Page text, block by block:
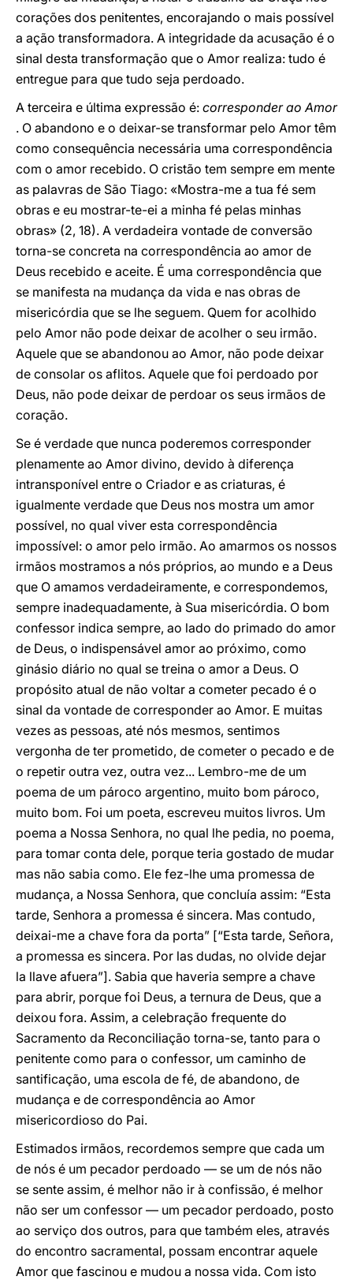
corações dos penitentes, encorajando o mais possível
a ação transformadora. A integridade da acusação é o
sinal desta transformação que o Amor realiza: tudo é
entregue para que tudo seja perdoado.
A terceira e última expressão é: corresponder ao Amor
. O abandono e o deixar-se transformar pelo Amor têm
como consequência necessária uma correspondência
com o amor recebido. O cristão tem sempre em mente
as palavras de São Tiago: «Mostra-me a tua fé sem
obras e eu mostrar-te-ei a minha fé pelas minhas
obras» (2, 18). A verdadeira vontade de conversão
torna-se concreta na correspondência ao amor de
Deus recebido e aceite. É uma correspondência que
se manifesta na mudança da vida e nas obras de
misericórdia que se lhe seguem. Quem for acolhido
pelo Amor não pode deixar de acolher o seu irmão.
Aquele que se abandonou ao Amor, não pode deixar
de consolar os aflitos. Aquele que foi perdoado por
Deus, não pode deixar de perdoar os seus irmãos de
coração.
Se é verdade que nunca poderemos corresponder
plenamente ao Amor divino, devido à diferença
intransponível entre o Criador e as criaturas, é
igualmente verdade que Deus nos mostra um amor
possível, no qual viver esta correspondência
impossível: o amor pelo irmão. Ao amarmos os nossos
irmãos mostramos a nós próprios, ao mundo e a Deus
que O amamos verdadeiramente, e correspondemos,
sempre inadequadamente, à Sua misericórdia. O bom
confessor indica sempre, ao lado do primado do amor
de Deus, o indispensável amor ao próximo, como
ginásio diário no qual se treina o amor a Deus. O
propósito atual de não voltar a cometer pecado é o
sinal da vontade de corresponder ao Amor. E muitas
vezes as pessoas, até nós mesmos, sentimos
vergonha de ter prometido, de cometer o pecado e de
o repetir outra vez, outra vez... Lembro-me de um
poema de um pároco argentino, muito bom pároco,
muito bom. Foi um poeta, escreveu muitos livros. Um
poema a Nossa Senhora, no qual lhe pedia, no poema,
para tomar conta dele, porque teria gostado de mudar
mas não sabia como. Ele fez-lhe uma promessa de
mudança, a Nossa Senhora, que concluía assim: “Esta
tarde, Senhora a promessa é sincera. Mas contudo,
deixai-me a chave fora da porta” [“Esta tarde, Señora,
a promessa es sincera. Por las dudas, no olvide dejar
la llave afuera”]. Sabia que haveria sempre a chave
para abrir, porque foi Deus, a ternura de Deus, que a
deixou fora. Assim, a celebração frequente do
Sacramento da Reconciliação torna-se, tanto para o
penitente como para o confessor, um caminho de
santificação, uma escola de fé, de abandono, de
mudança e de correspondência ao Amor
misericordioso do Pai.
Estimados irmãos, recordemos sempre que cada um
de nós é um pecador perdoado — se um de nós não
se sente assim, é melhor não ir à confissão, é melhor
não ser um confessor — um pecador perdoado, posto
ao serviço dos outros, para que também eles, através
do encontro sacramental, possam encontrar aquele
Amor que fascinou e mudou a nossa vida. Com isto